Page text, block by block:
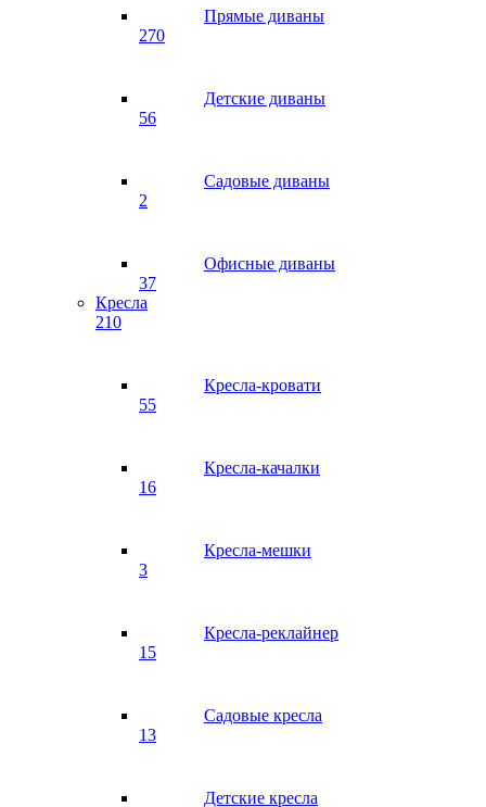
Прямые диваны
270
Детские диваны
56
Садовые диваны
2
Офисные диваны
37
Кресла
210
Кресла-кровати
55
Кресла-качалки
16
Кресла-мешки
3
Кресла-реклайнер
15
Садовые кресла
13
Детские кресла